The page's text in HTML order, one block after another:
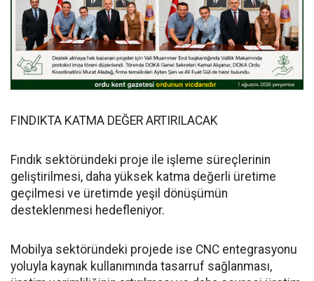
FINDIKTA KATMA DEĞER ARTIRILACAK
Fındık sektöründeki proje ile işleme süreçlerinin
geliştirilmesi, daha yüksek katma değerli üretime
geçilmesi ve üretimde yeşil dönüşümün
desteklenmesi hedefleniyor.
Mobilya sektöründeki projede ise CNC entegrasyonu
yoluyla kaynak kullanımında tasarruf sağlanması,